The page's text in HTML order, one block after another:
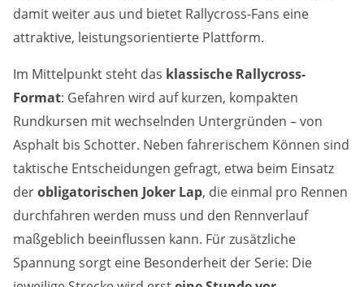
damit weiter aus und bietet Rallycross-Fans eine
attraktive, leistungsorientierte Plattform.
Im Mittelpunkt steht das klassische Rallycross-
Format: Gefahren wird auf kurzen, kompakten
Rundkursen mit wechselnden Untergründen – von
Asphalt bis Schotter. Neben fahrerischem Können sind
taktische Entscheidungen gefragt, etwa beim Einsatz
derobligatorischen Joker Lap, die einmal pro Rennen
durchfahren werden muss und den Rennverlauf
maßgeblich beeinflussen kann. Für zusätzliche
Spannung sorgt eine Besonderheit der Serie: Die
Statistiken
Cookies, die der Sammlung von Informationen und
Erstellung von Berichten über die Website-
Nutzungsstatistik dienen, ohne dass einzelne
Besucher persönlich identifiziert werden können.
Google Analytics
Name:
_gat, _ga, _gid